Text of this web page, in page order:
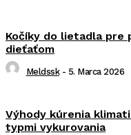
Kočíky do lietadla pre
dieťaťom
Meldssk - 5. Marca 2026
Výhody kúrenia
typmi vykurovania